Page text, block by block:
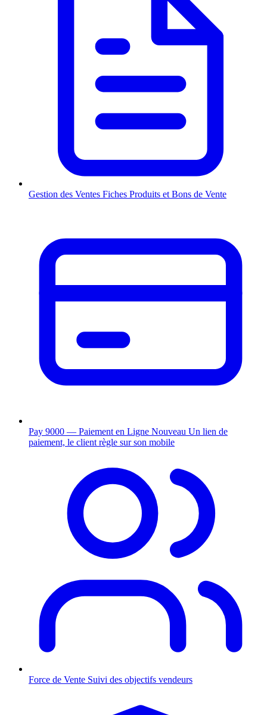
Gestion des Ventes Fiches Produits et Bons de Vente
Pay 9000 — Paiement en Ligne Nouveau Un lien de
paiement, le client règle sur son mobile
Force de Vente Suivi des objectifs vendeurs